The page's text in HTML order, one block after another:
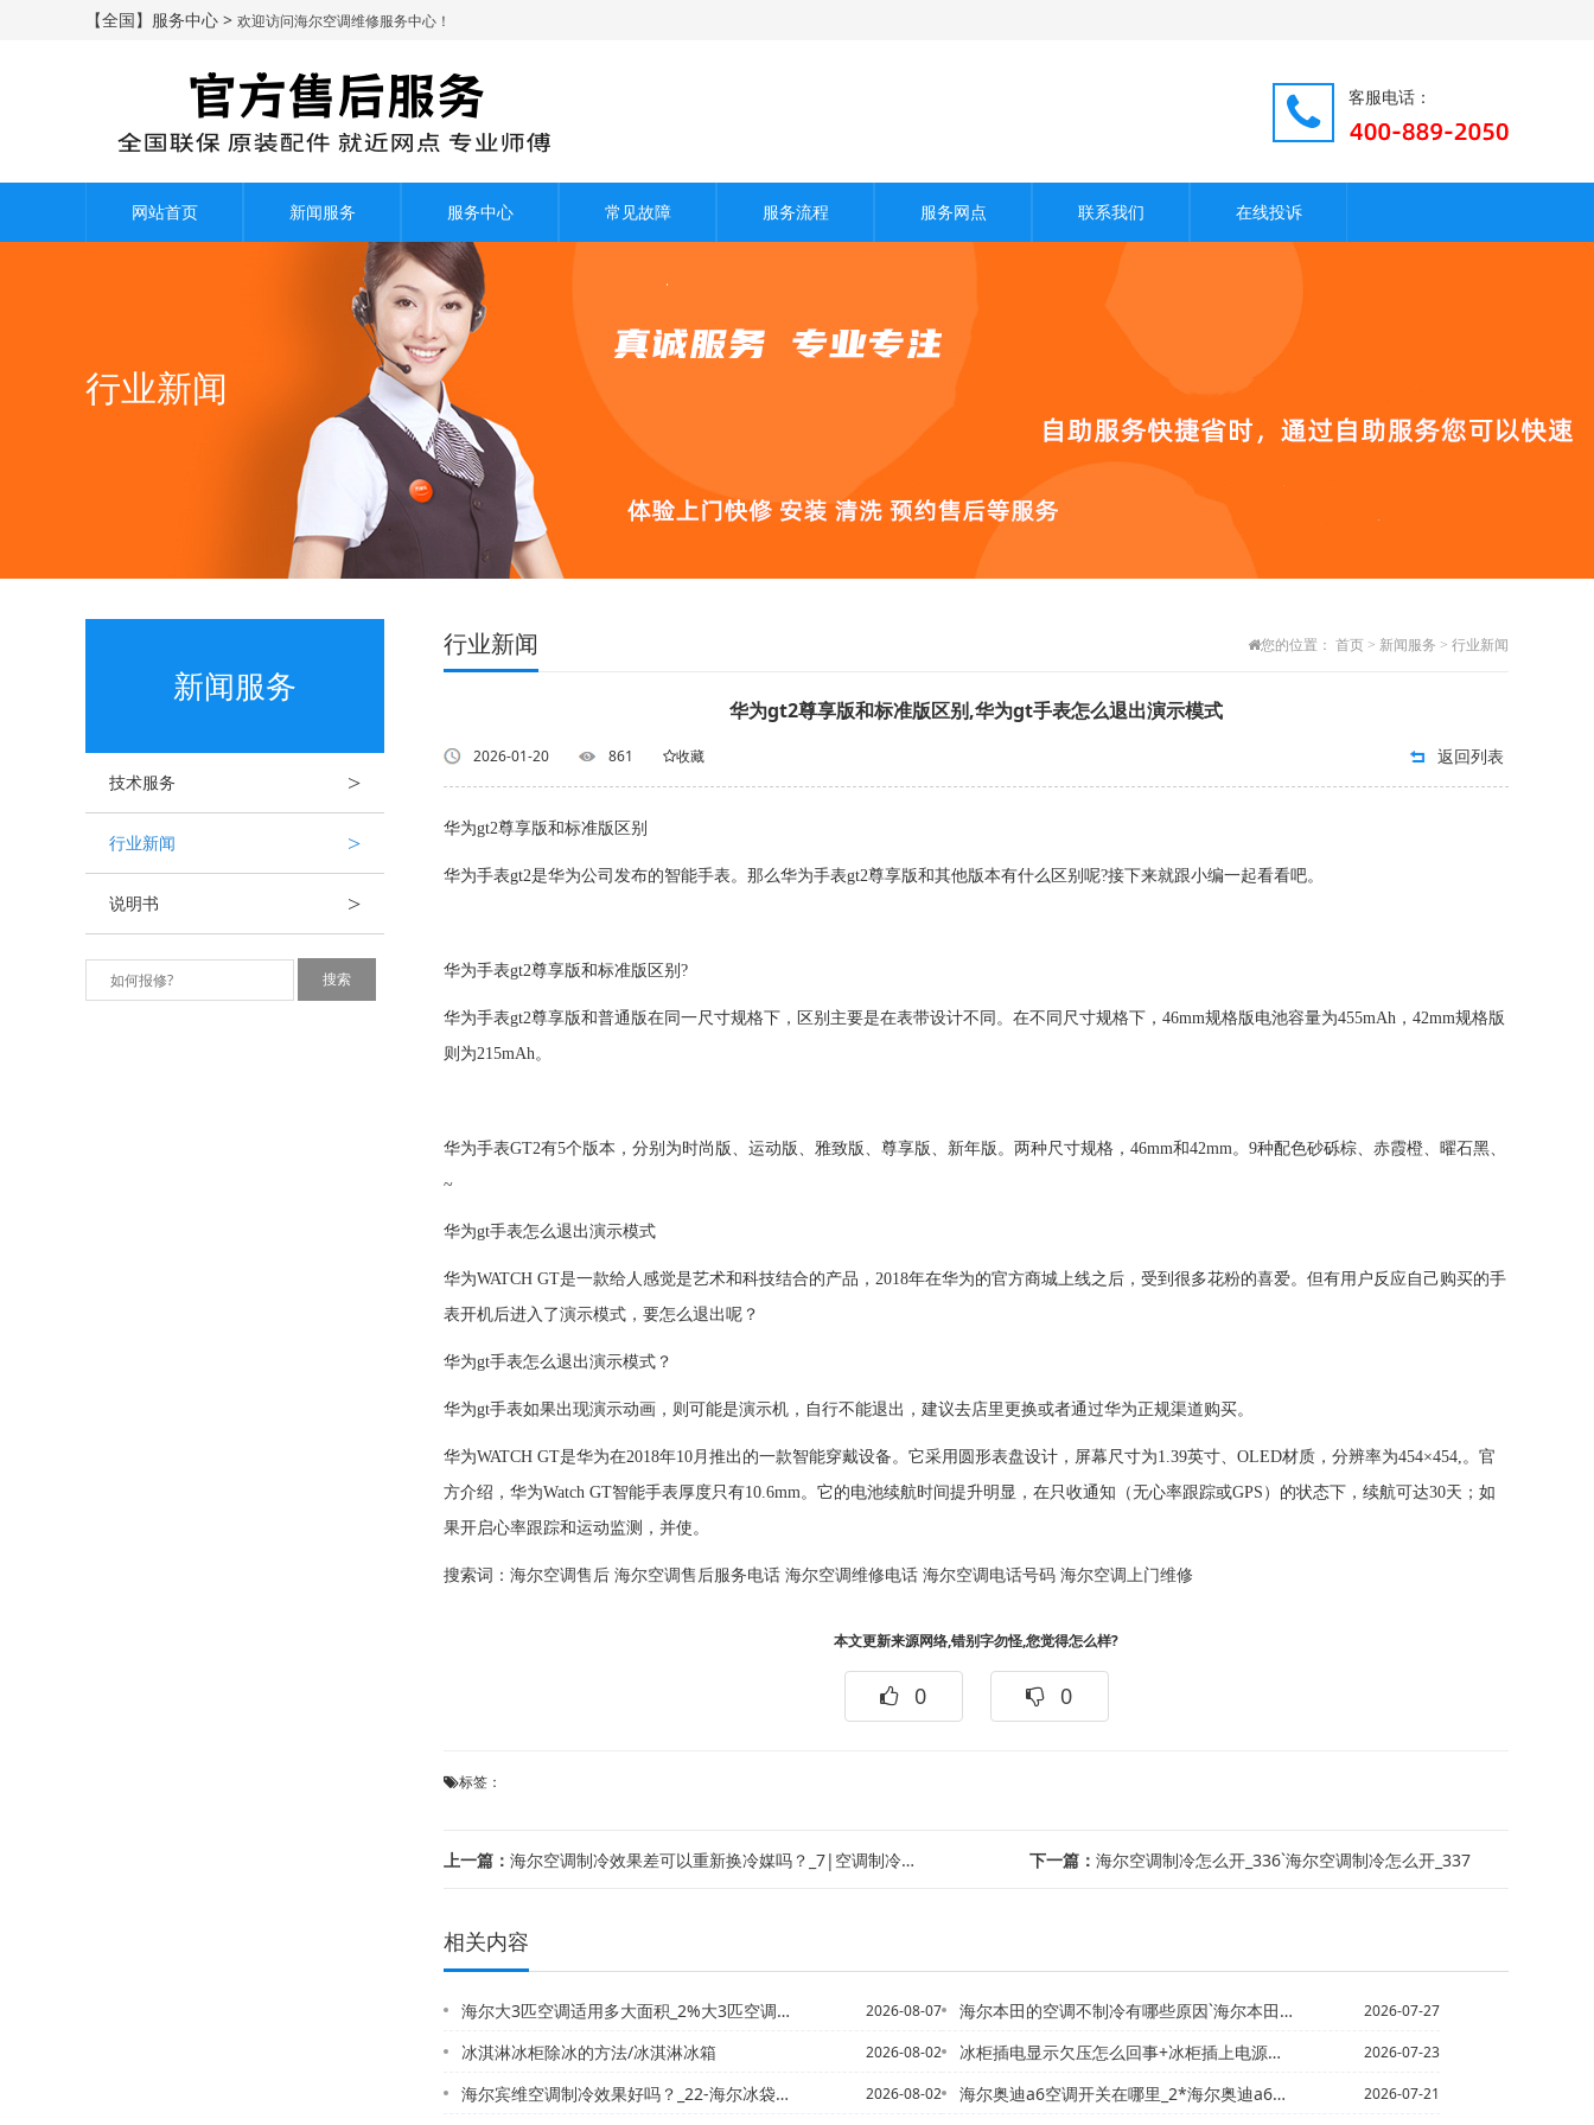
【全国】服务中心 > 欢迎访问海尔空调维修服务中心！
客服电话：
网站首页 新闻服务 服务中心 常见故障 服务流程 服务网点 联系我们 在线投诉
行业新闻
新闻服务
技术服务 >
行业新闻 >
说明书 >
行业新闻 您的位置： 首页 > 新闻服务 > 行业新闻
华为gt2尊享版和标准版区别,华为gt手表怎么退出演示模式
2026-01-20 861 收藏 返回列表
华为gt2尊享版和标准版区别
华为手表gt2是华为公司发布的智能手表。那么华为手表gt2尊享版和其他版本有什么区别呢?接下来就跟小编一起看看吧。
华为手表gt2尊享版和标准版区别?
华为手表gt2尊享版和普通版在同一尺寸规格下，区别主要是在表带设计不同。在不同尺寸规格下，46mm规格版电池容量为455mAh，42mm规格版
则为215mAh。
华为手表GT2有5个版本，分别为时尚版、运动版、雅致版、尊享版、新年版。两种尺寸规格，46mm和42mm。9种配色砂砾棕、赤霞橙、曜石黑、
~
华为gt手表怎么退出演示模式
华为WATCH GT是一款给人感觉是艺术和科技结合的产品，2018年在华为的官方商城上线之后，受到很多花粉的喜爱。但有用户反应自己购买的手
表开机后进入了演示模式，要怎么退出呢？
华为gt手表怎么退出演示模式？
华为gt手表如果出现演示动画，则可能是演示机，自行不能退出，建议去店里更换或者通过华为正规渠道购买。
华为WATCH GT是华为在2018年10月推出的一款智能穿戴设备。它采用圆形表盘设计，屏幕尺寸为1.39英寸、OLED材质，分辨率为454×454,。官
方介绍，华为Watch GT智能手表厚度只有10.6mm。它的电池续航时间提升明显，在只收通知（无心率跟踪或GPS）的状态下，续航可达30天；如
果开启心率跟踪和运动监测，并使。
搜索词： 海尔空调售后 海尔空调售后服务电话 海尔空调维修电话 海尔空调电话号码 海尔空调上门维修
本文更新来源网络,错别字勿怪,您觉得怎么样?
0 0
标签：
上一篇： 海尔空调制冷效果差可以重新换冷媒吗？_7|空调制冷效果差了．就是需要加氟了吗？_... 下一篇： 海尔空调制冷怎么开_336`海尔空调制冷怎么开_337
相关内容
海尔大3匹空调适用多大面积_2%大3匹空调适用多大面积_3 2026-08-07
冰淇淋冰柜除冰的方法/冰淇淋冰箱 2026-08-02
海尔宾维空调制冷效果好吗？_22-海尔冰袋可以在哪些地方购买 2026-08-02
海尔本田的空调不制冷有哪些原因`海尔本田第九代雅阁空调压缩机是哪个键_1 2026-07-27
冰柜插电显示欠压怎么回事+冰柜插上电源不动了怎么办 2026-07-23
海尔奥迪a6空调开关在哪里_2*海尔奥迪a6压缩机空调压力正常是多少 2026-07-21